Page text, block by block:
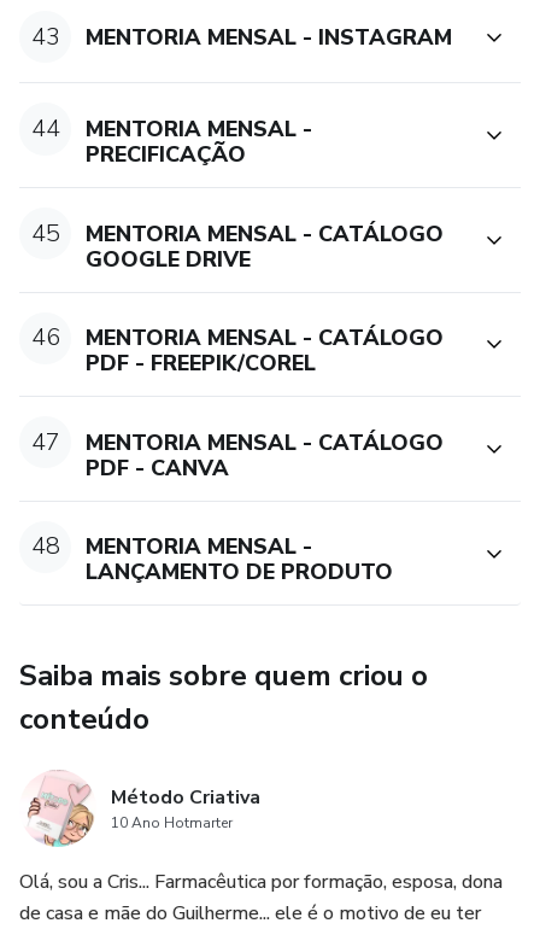
43 MENTORIA MENSAL - INSTAGRAM
44
MENTORIA MENSAL -
PRECIFICAÇÃO
45
MENTORIA MENSAL - CATÁLOGO
GOOGLE DRIVE
46
MENTORIA MENSAL - CATÁLOGO
PDF - FREEPIK/COREL
47
MENTORIA MENSAL - CATÁLOGO
PDF - CANVA
48
MENTORIA MENSAL -
LANÇAMENTO DE PRODUTO
Saiba mais sobre quem criou o
conteúdo
Método Criativa
10 Ano Hotmarter
Olá, sou a Cris... Farmacêutica por formação, esposa, dona
de casa e mãe do Guilherme... ele é o motivo de eu ter